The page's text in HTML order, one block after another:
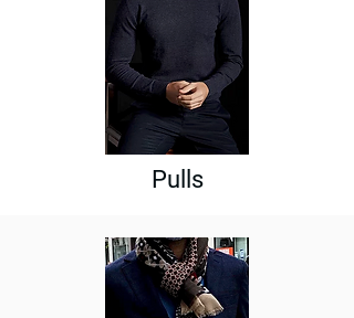
Pulls